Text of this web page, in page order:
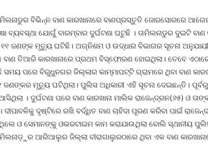
ବିଭିନ୍ନ ବାଣ କାରଖାନାରେ ବାଣପ୍ରସ୍ତୁତି ଜୋରସୋରରେ
ବ୍ୟବସ୍ଥା ଯୋଗୁଁ ବାରମ୍ବାର ଦୁର୍ଘଟଣା ଘଟୁଛି । ତାମିଲନାଡୁର ଦୁଇଟି ବାଣ
ଜଣଙ୍କ ମୃତ୍ୟୁ ଘଟିଛି। ଅଗ୍ନିଶମ ଓ ଉଦ୍ଧାର ବିଭାଗର ସୂଚନା
ବାଣ ତିଆରି କାରଖାନାରେ ପ୍ରଥମ ବିସ୍ଫୋରଣ ହୋଇଥିଲା। ତେବେ
ସମୟ ପରେ ବିରୁଧୁନଗର ଜିଲ୍ଲାର କାମ୍ମାପଟ୍ଟି ଗ୍ରାମରେ ଥିବା ବାଣ
ମୃତ୍ୟୁ ଘଟିଥିଲା। ପୁଲିସ ଅଧିକାରୀ ଏହି ସୂଚନା ଦେଇଛନ୍ତି। ପୂର୍ବରୁ
। ଦୁର୍ଘଟଣା ପରେ ବାଣ କାରଖାନା ମାଲିକ ରାଜେନ୍ଦ୍ରନ(୬୫) ଓ
ଦୃଷ୍ଟିରେ ରଖି ବର୍ଦ୍ଧିତ ବାଣ ଚାହିଦା ପୂରଣ କରିବା ପାଇଁ
ସେମାନଙ୍କୁ ଓଭରଟାଇମ କାମ କରାଯାଉଥିଲା ବୋଲି ସ୍ଥାନୀୟ ପୁଲିସ
ଆରିଆଲୁର ଜିଲ୍ଲା ବୀରାଗାଲୁରଠାରେ ଥିବା ଏକ ବାଣ